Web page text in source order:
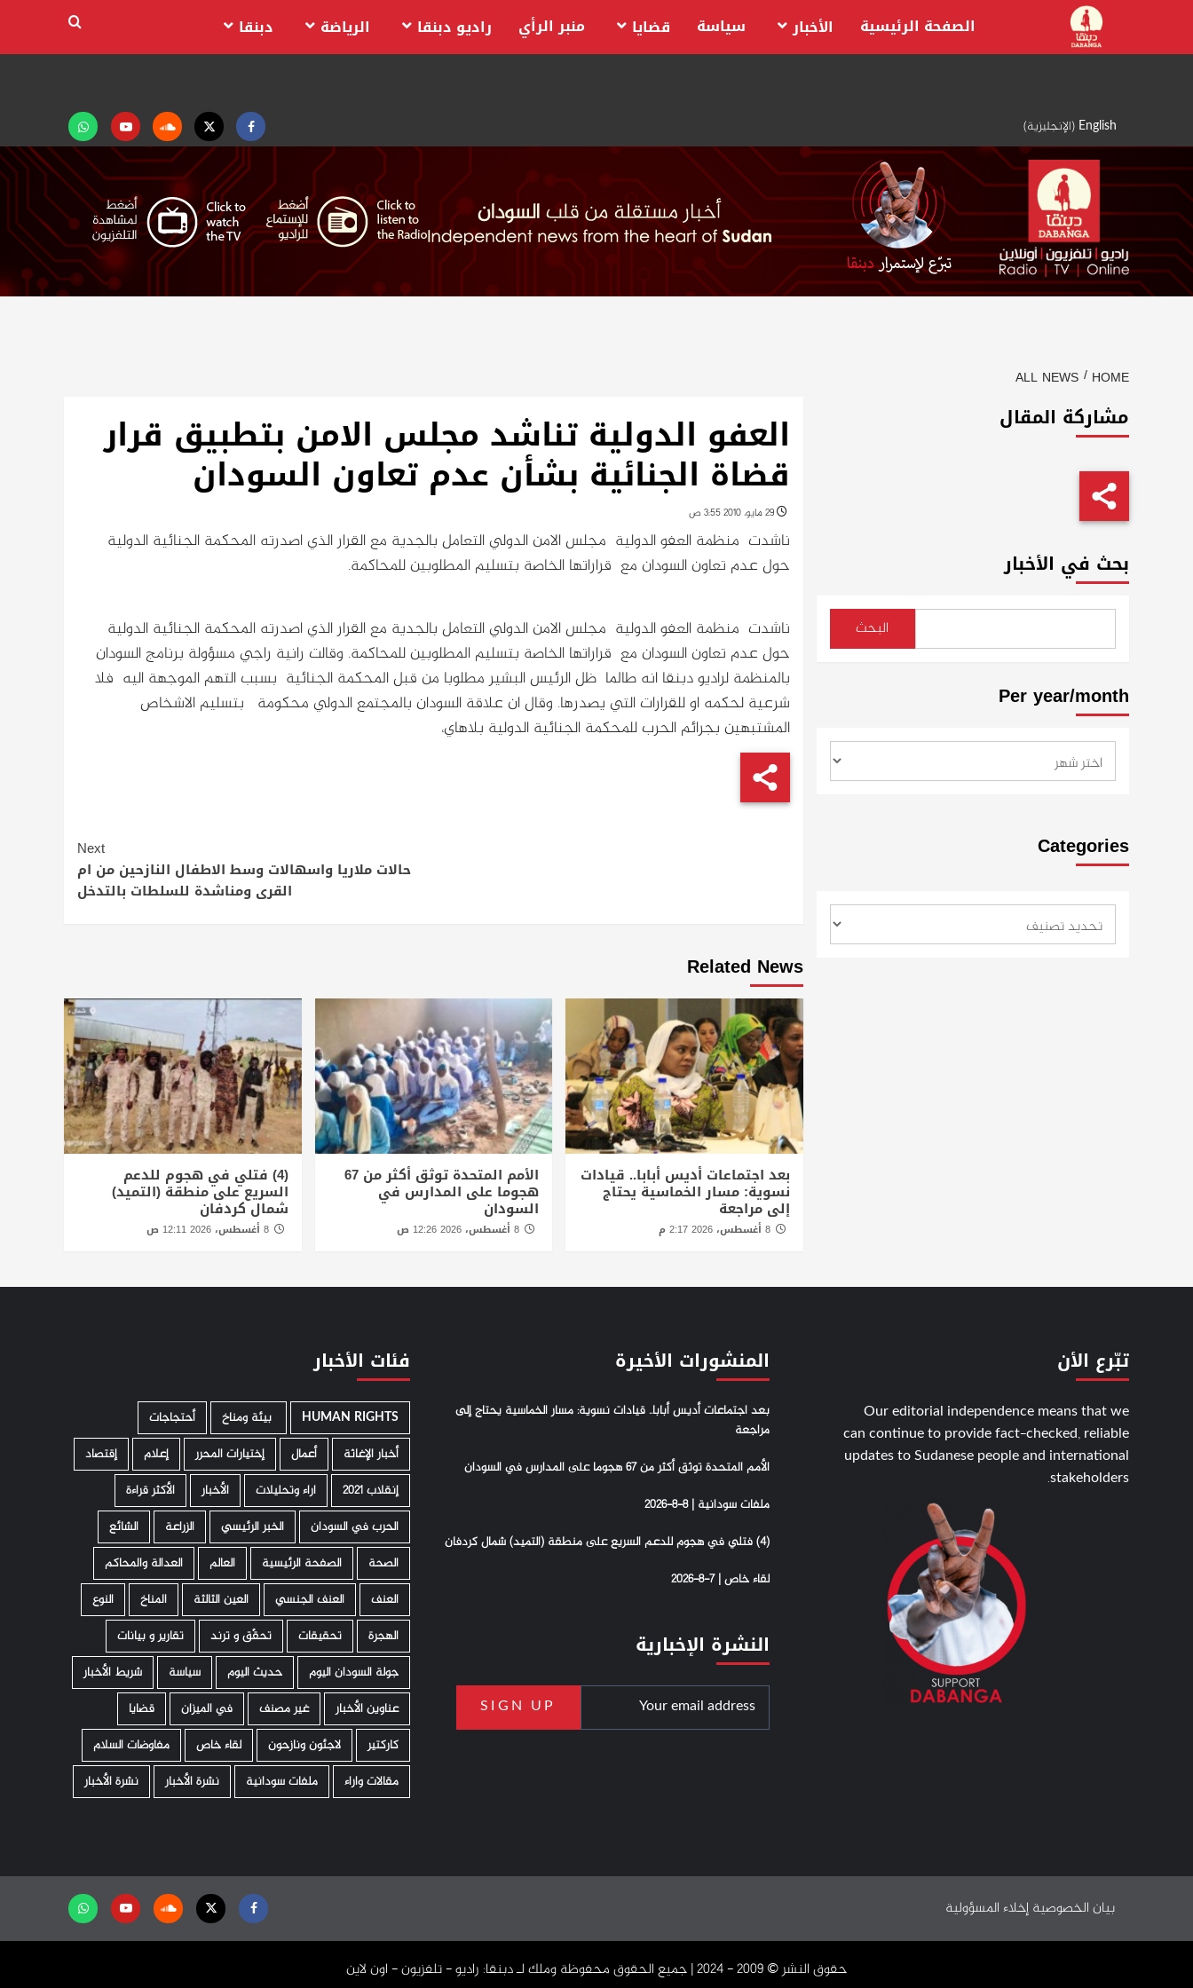
content
English
(الإنجليزية)
Facebook
Twitter
Soundcloud
Youtubeتابعنا
على
واتساب
الصفحة الرئيسية الأخبار سياسة قضايا منبر الرأي راديو دبنقا الرياضة دبنقا
HOME
ALL NEWS
العفو الدولية تناشد مجلس الامن بتطبيق قرار
قضاة الجنائية بشأن عدم تعاون السودان
29 مايو، 2010 3:55 ص
ناشدت منظمة العفو الدولية مجلس الامن الدولي التعامل بالجدية مع القرار الذي اصدرته المحكمة الجنائية الدولية
حول عدم تعاون السودان مع قراراتها الخاصة بتسليم المطلوبين للمحاكمة.
ناشدت منظمة العفو الدولية مجلس الامن الدولي التعامل بالجدية مع القرار الذي اصدرته المحكمة الجنائية الدولية
حول عدم تعاون السودان مع قراراتها الخاصة بتسليم المطلوبين للمحاكمة. وقالت رانية راجي مسؤولة برنامج السودان
بالمنظمة لراديو دبنقا انه طالما ظل الرئيس البشير مطلوبا من قبل المحكمة الجنائية بسبب التهم الموجهة اليه فلا
شرعية لحكمه او للقرارات التي يصدرها. وقال ان علاقة السودان بالمجتمع الدولي محكومة بتسليم الاشخاص
المشتبهين بجرائم الحرب للمحكمة الجنائية الدولية بلاهاي،
Next
حالات ملاريا واسهالات وسط الاطفال النازحين من ام
القرى ومناشدة للسلطات بالتدخل
Related News
بعد اجتماعات أديس أبابا.. قيادات
نسوية: مسار الخماسية يحتاج
إلى مراجعة
8 أغسطس، 2026 2:17 م
الأمم المتحدة توثق أكثر من 67
هجوما على المدارس في
السودان
(4) فتلي في هجوم للدعم
السريع على منطقة (التميد)
شمال كردفان
8 أغسطس، 2026 12:11 ص
مشاركة المقال
بحث في الأخبار
البحث
Per year/month
Categories
تبّرع الأن
Our editorial independence means that we
can continue to provide fact-checked, reliable
updates to Sudanese people and international
stakeholders.
المنشورات الأخيرة
بعد اجتماعات أديس أبابا.. قيادات نسوية: مسار الخماسية يحتاج إلى
مراجعة
الأمم المتحدة توثق أكثر من 67 هجوما على المدارس في السودان
ملفات سودانية | 8-8-2026
(4) فتلي في هجوم للدعم السريع على منطقة (التميد) شمال كردفان
لقاء خاص | 7-8-2026
النشرة الإخبارية
فئات الأخبار
HUMAN RIGHTS ­ بيئة ومناخ
أحتجاجات
أخبار الإغاثة
أعمال إختيارات المحرر إعلام
إقتصاد
إنقلاب 2021
اراء وتحليلات الأخبار
الأكثر قراءة
الحرب في السودان
الخبر الرئيسي الزراعة
الشائع
الصحة
الصفحة الرئيسية العالم
العدالة والمحاكم
العنف
العنف الجنسي العين الثالثة المناخ
النوع
الهجرة
تحقيقات تحقّق و ترند
تقارير و بيانات
جولة السودان اليوم
حديث اليوم سياسة
شريط الأخبار
عناوين الأخبار
غير مصنف في الميزان
قضايا
كاركتير
لاجئون ونازحون لقاء خاص
مفاوضات السلام
مقالات واراء
ملفات سودانية نشرة الأخبار نشرة الأخبار
بيان الخصوصيةإخلاء المسؤولية Facebook
Twitter
Soundcloud
Youtubeتابعنا
حقوق النشر ©️ 2009 - 2024 | جميع الحقوق محفوظة وملك لـ دبنقا: راديو - تلفزيون - اون لاين